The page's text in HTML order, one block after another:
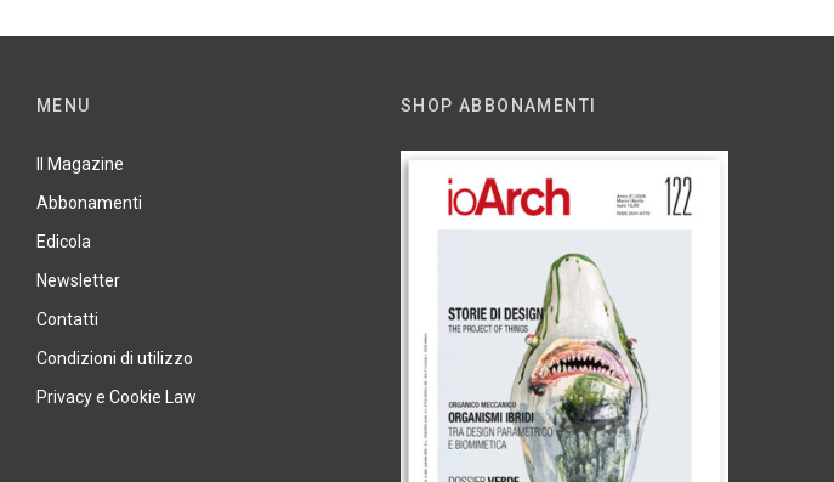
MENU
Il Magazine
Abbonamenti
Edicola
Newsletter
Contatti
Condizioni di utilizzo
Privacy e Cookie Law
SHOP ABBONAMENTI